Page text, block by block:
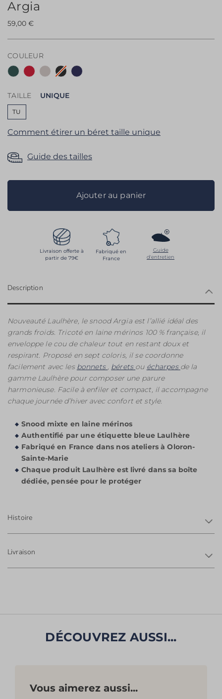
Argia
59,00 €
COULEUR
TAILLE UNIQUE
TU
Comment étirer un béret taille unique
Guide des tailles
Ajouter au panier
Livraison offerte à
partir de 79€
Fabriqué en
France
Guide
d'entretien
the
the
gallery
Description
Nouveauté Laulhère, le snood Argia est l’allié idéal des
grands froids. Tricoté en laine mérinos 100 % française, il
enveloppe le cou de chaleur tout en restant doux et
respirant. Proposé en sept coloris, il se coordonne
facilement avec les bonnets , bérets ou écharpes de la
gamme Laulhère pour composer une parure
harmonieuse. Facile à enfiler et compact, il accompagne
chaque journée d’hiver avec confort et style.
Snood mixte en laine mérinos
Authentifié par une étiquette bleue Laulhère
Fabriqué en France dans nos ateliers à Oloron-
Sainte-Marie
Chaque produit Laulhère est livré dans sa boîte
dédiée, pensée pour le protéger
Histoire
Livraison
DÉCOUVREZ AUSSI...
Vous aimerez aussi...